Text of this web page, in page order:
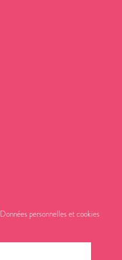
Données personnelles et cookies